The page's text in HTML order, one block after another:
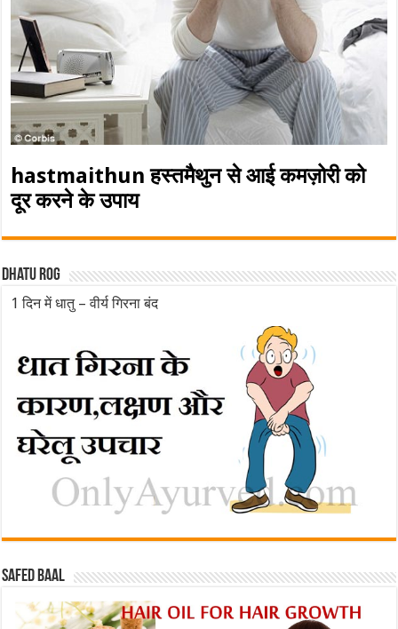
hastmaithun हस्तमैथुन से आई कमज़ोरी को
दूर करने के उपाय
Dhatu rog
1 दिन में धातु – वीर्य गिरना बंद
Safed baal